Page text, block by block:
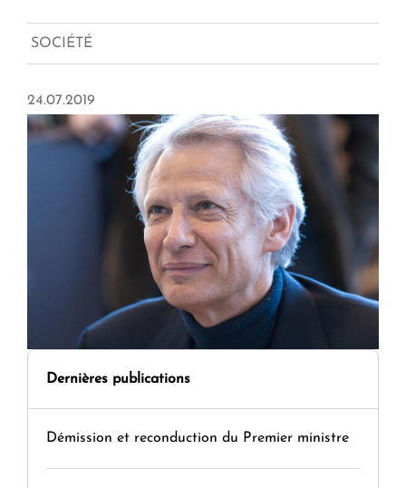
SOCIÉTÉ
24.07.2019
Dernières publications
Démission et reconduction du Premier ministre